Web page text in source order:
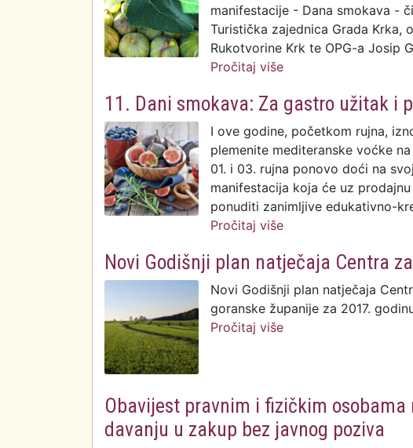
manifestacije - Dana smokava -
Turistička zajednica Grada Krka,
Rukotvorine Krk te OPG-a Josip
Pročitaj više
11. Dani smokava: Za gastro užitak i
I ove godine, početkom rujna,
plemenite mediteranske voćke
01. i 03. rujna ponovo doći na
manifestacija koja će uz
ponuditi zanimljive edukativno-
Pročitaj više
Novi Godišnji plan natječaja Centra
Novi Godišnji plan natječaja
goranske županije za 2017.
Pročitaj više
Obavijest pravnim i fizičkim osobama
davanju u zakup bez javnog poziva